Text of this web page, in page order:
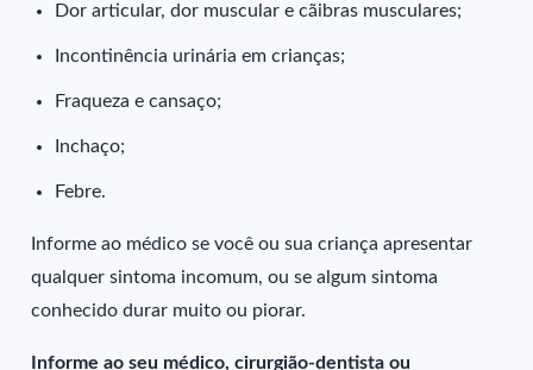
Dor articular, dor muscular e cãibras musculares;
Incontinência urinária em crianças;
Fraqueza e cansaço;
Inchaço;
Febre.
Informe ao médico se você ou sua criança apresentar
qualquer sintoma incomum, ou se algum sintoma
conhecido durar muito ou piorar.
Informe ao seu médico, cirurgião-dentista ou